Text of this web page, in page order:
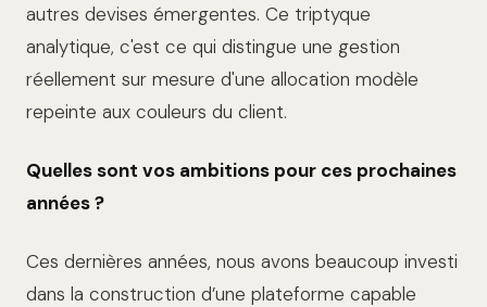
autres devises émergentes. Ce triptyque
analytique, c'est ce qui distingue une gestion
réellement sur mesure d'une allocation modèle
repeinte aux couleurs du client.
Quelles sont vos ambitions pour ces prochaines
années ?
Ces dernières années, nous avons beaucoup investi
dans la construction d’une plateforme capable